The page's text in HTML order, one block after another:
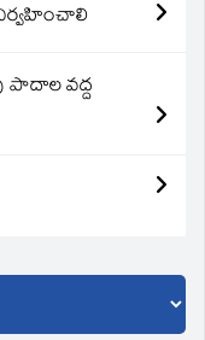
పాదాల వద్ద